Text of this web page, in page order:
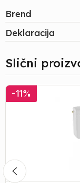
Brend
Deklaracija
Slični
AKCIJA
KOTLIC
-11%